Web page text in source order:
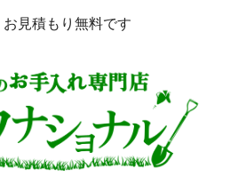
見積もり無料です